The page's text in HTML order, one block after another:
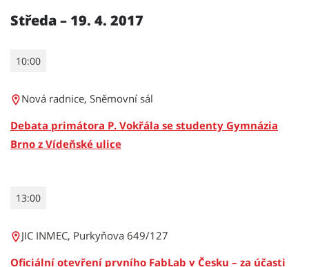
Středa – 19. 4. 2017
10:00
Nová radnice, Sněmovní sál
Debata primátora P. Vokřála se studenty Gymnázia
Brno z Vídeňské ulice
13:00
JIC INMEC, Purkyňova 649/127
Oficiální otevření prvního FabLab v Česku – za účasti